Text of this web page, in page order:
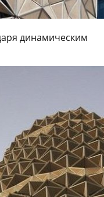
динамическим